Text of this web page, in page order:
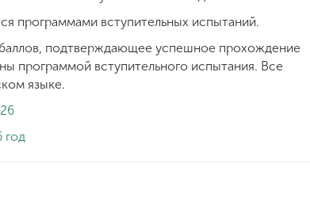
программами вступительных испытаний.
подтверждающее успешное прохождение
программой вступительного испытания. Все
языке.
год